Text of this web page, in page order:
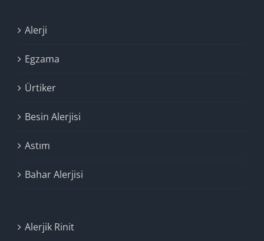
Alerji
Egzama
Ürtiker
Besin Alerjisi
Astım
Bahar Alerjisi
Alerjik Rinit